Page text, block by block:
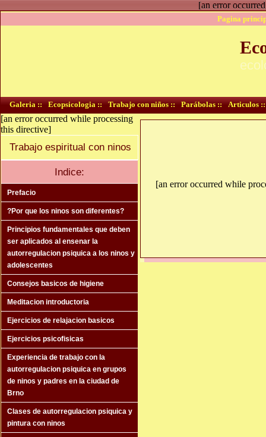
[an error
Pagina
Galeria :: Ecopsicologia :: Trabajo con niños :: Parábolas :: Articulos ::
[an error occurred while processing
this directive]
Trabajo espiritual con ninos
Indice:
Prefacio
?Por que los ninos son diferentes?
Principios fundamentales que deben
ser aplicados al ensenar la
autorregulacion psiquica a los ninos y
adolescentes
Consejos basicos de higiene
Meditacion introductoria
Ejercicios de relajacion basicos
Ejercicios psicofisicas
Experiencia de trabajo con la
autorregulacion psiquica en grupos
de ninos y padres en la ciudad de
Brno
Clases de autorregulacion psiquica y
pintura con ninos
[an error occurred while